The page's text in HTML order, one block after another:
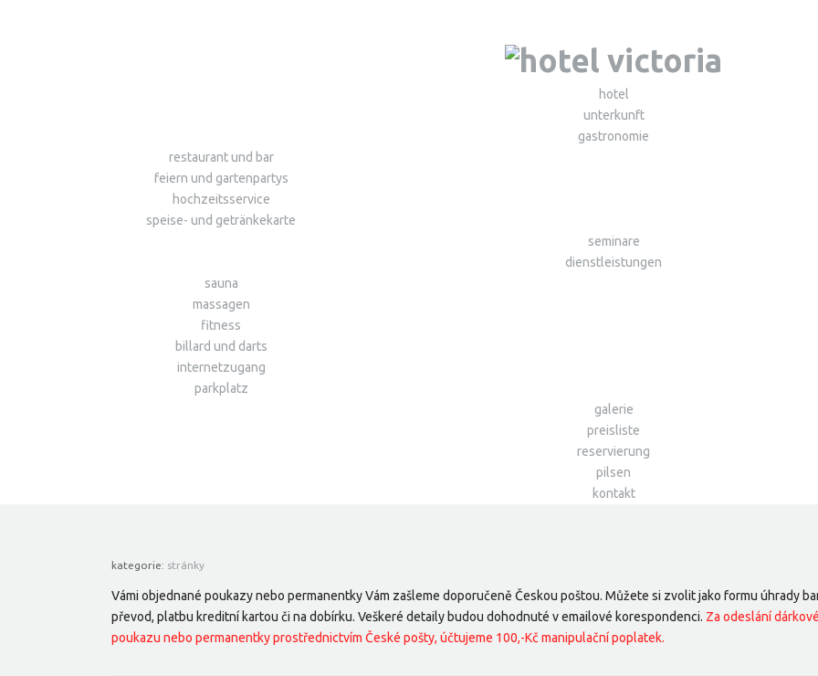
hotel
unterkunft
gastronomie
restaurant und bar
feiern und gartenpartys
hochzeitsservice
speise- und getränkekarte
seminare
dienstleistungen
sauna
massagen
fitness
billard und darts
internetzugang
parkplatz
galerie
preisliste
reservierung
pilsen
kontakt
kategorie: stránky
Vámi objednané poukazy nebo permanentky Vám zašleme doporučeně Českou poštou. Můžete si zvolit jako formu úhrady
převod, platbu kreditní kartou či na dobírku. Veškeré detaily budou dohodnuté v emailové korespondenci. Za odeslání
poukazu nebo permanentky prostřednictvím České pošty, účtujeme 100,-Kč manipulační poplatek.